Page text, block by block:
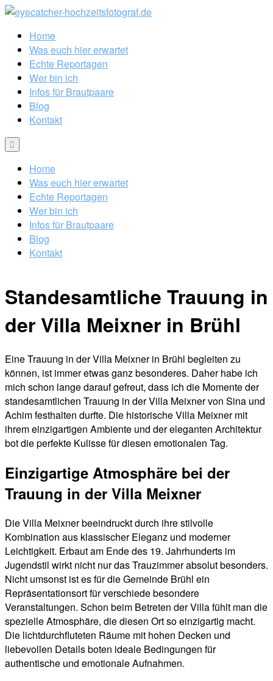
Home
Was euch hier erwartet
Echte Reportagen
Wer bin ich
Infos für Brautpaare
Blog
Kontakt
Home
Was euch hier erwartet
Echte Reportagen
Wer bin ich
Infos für Brautpaare
Blog
Kontakt
Standesamtliche Trauung in
der Villa Meixner in Brühl
Eine Trauung in der Villa Meixner in Brühl begleiten zu
können, ist immer etwas ganz besonderes. Daher habe ich
mich schon lange darauf gefreut, dass ich die Momente der
standesamtlichen Trauung in der Villa Meixner von Sina und
Achim festhalten durfte. Die historische Villa Meixner mit
ihrem einzigartigen Ambiente und der eleganten Architektur
bot die perfekte Kulisse für diesen emotionalen Tag.
Einzigartige Atmosphäre bei der
Trauung in der Villa Meixner
Die Villa Meixner beeindruckt durch ihre stilvolle
Kombination aus klassischer Eleganz und moderner
Leichtigkeit. Erbaut am Ende des 19. Jahrhunderts im
Jugendstil wirkt nicht nur das Trauzimmer absolut besonders.
Nicht umsonst ist es für die Gemeinde Brühl ein
Repräsentationsort für verschiede besondere
Veranstaltungen. Schon beim Betreten der Villa fühlt man die
spezielle Atmosphäre, die diesen Ort so einzigartig macht.
Die lichtdurchfluteten Räume mit hohen Decken und
liebevollen Details boten ideale Bedingungen für
authentische und emotionale Aufnahmen.